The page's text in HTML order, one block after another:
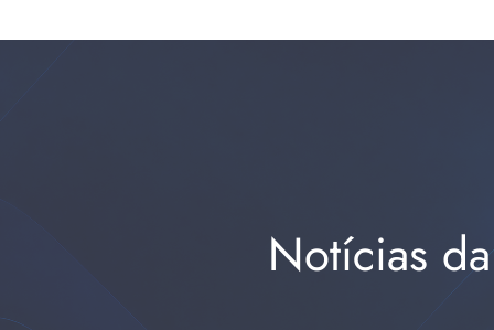
Notícias